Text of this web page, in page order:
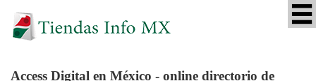
Access Digital en México - online directorio de